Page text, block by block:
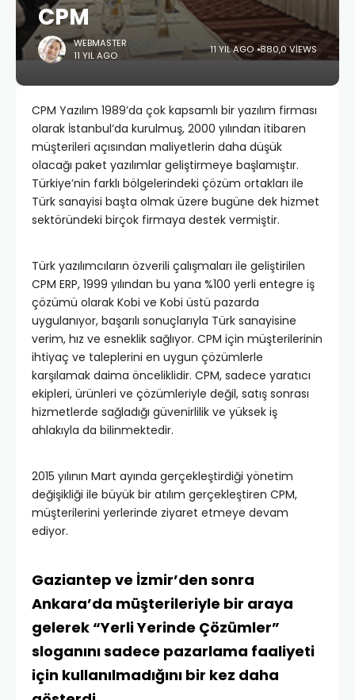
CPM
WEBMASTER
11 YIL AGO
11 YIL AGO 880,0 VIEWS
CPM Yazılım 1989’da çok kapsamlı bir yazılım firması
olarak İstanbul’da kurulmuş, 2000 yılından itibaren
müşterileri açısından maliyetlerin daha düşük
olacağı paket yazılımlar geliştirmeye başlamıştır.
Türkiye’nin farklı bölgelerindeki çözüm ortakları ile
Türk sanayisi başta olmak üzere bugüne dek hizmet
sektöründeki birçok firmaya destek vermiştir.
Türk yazılımcıların özverili çalışmaları ile geliştirilen
CPM ERP, 1999 yılından bu yana %100 yerli entegre iş
çözümü olarak Kobi ve Kobi üstü pazarda
uygulanıyor, başarılı sonuçlarıyla Türk sanayisine
verim, hız ve esneklik sağlıyor. CPM için müşterilerinin
ihtiyaç ve taleplerini en uygun çözümlerle
karşılamak daima önceliklidir. CPM, sadece yaratıcı
ekipleri, ürünleri ve çözümleriyle değil, satış sonrası
hizmetlerde sağladığı güvenirlilik ve yüksek iş
ahlakıyla da bilinmektedir.
2015 yılının Mart ayında gerçekleştirdiği yönetim
değişikliği ile büyük bir atılım gerçekleştiren CPM,
müşterilerini yerlerinde ziyaret etmeye devam
ediyor.
Gaziantep ve İzmir’den sonra
Ankara’da müşterileriyle bir araya
gelerek “Yerli Yerinde Çözümler”
sloganını sadece pazarlama faaliyeti
için kullanılmadığını bir kez daha